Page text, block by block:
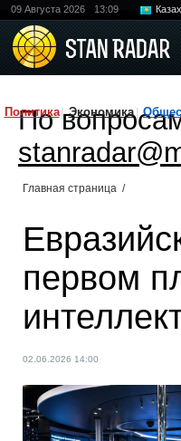
09 Августа 2026 13:09
Политика Экономика
По
Главная страница /
первом
02.06.2026 14:00